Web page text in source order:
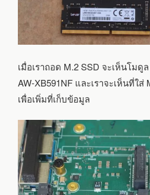
เมื่อเราถอด M.2 SSD จะเห็นโมดู
AW-XB591NF และเราจะเห็นที่ใส่
เพื่อเพิ่มที่เก็บข้อมูล